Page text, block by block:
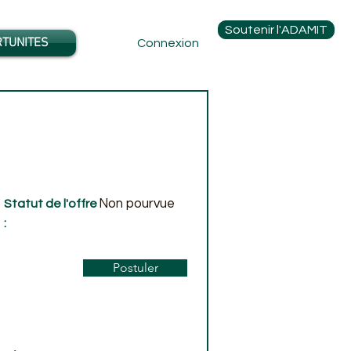
Connexion
Soutenir l'ADAMIT
Statut de l'offre
:
Non pourvue
Postuler